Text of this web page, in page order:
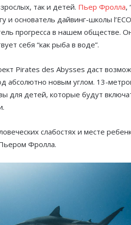
так и детей. Пьер Фролла,
и основатель дайвинг-школы
прогресса в нашем обществе.
себя “как рыба в воде”.
Pirates des Abysses даст
абсолютно новым углом. 13-
для детей, которые будут
слабостях и месте
Фролла.